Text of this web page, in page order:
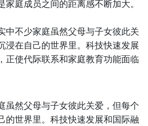
家庭成员之间的距离感不断加大。
中不少家庭虽然父母与子女彼此关
浸在自己的世界里。科技快速发展
正使代际联系和家庭教育功能面临
虽然父母与子女彼此关爱，但每个
的世界里。科技快速发展和国际融